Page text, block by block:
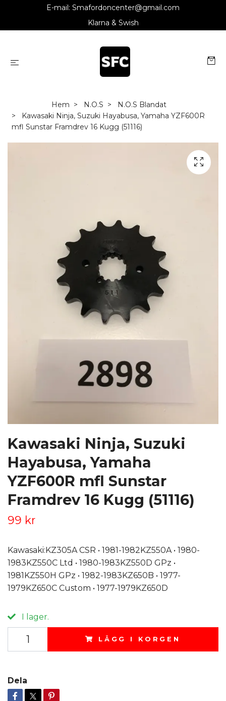
E-mail: Smafordoncenter@gmail.com
Klarna & Swish
Hem N.O.S
N.O.S Blandat
Kawasaki Ninja, Suzuki Hayabusa, Yamaha YZF600R
mfl Sunstar Framdrev 16 Kugg (51116)
Kawasaki Ninja, Suzuki
Hayabusa, Yamaha
YZF600R mfl Sunstar
Framdrev 16 Kugg (51116)
99 kr
Kawasaki:KZ305A CSR • 1981-1982KZ550A • 1980-
1983KZ550C Ltd • 1980-1983KZ550D GPz •
1981KZ550H GPz • 1982-1983KZ650B • 1977-
1979KZ650C Custom • 1977-1979KZ650D
I lager.
LÄGG I KORGEN
Dela